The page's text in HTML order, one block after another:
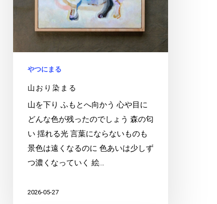
やつにまる
山おり染まる
山を下り ふもとへ向かう 心や目に
どんな色が残ったのでしょう 森の匂
い 揺れる光 言葉にならないものも
景色は遠くなるのに 色あいは少しず
つ濃くなっていく 絵…
2026-05-27